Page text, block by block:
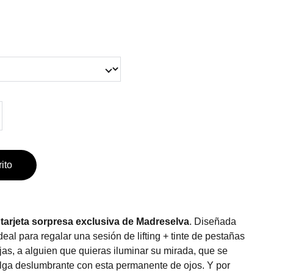
tarjeta sorpresa exclusiva de Madreselva. Diseñada
para regalar una sesión de lifting + tinte de pestañas
a alguien que quieras iluminar su mirada, que se
deslumbrante con esta permanente de ojos. Y por